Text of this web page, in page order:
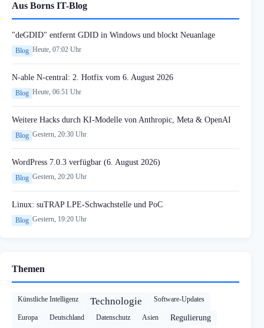
Aus Borns IT-Blog
"deGDID" entfernt GDID in Windows und blockt Neuanlage
Blog Heute, 07:02 Uhr
N-able N-central: 2. Hotfix vom 6. August 2026
Blog Heute, 06:51 Uhr
Weitere Hacks durch KI-Modelle von Anthropic, Meta & OpenAI
Blog Gestern, 20:30 Uhr
WordPress 7.0.3 verfügbar (6. August 2026)
Blog Gestern, 20:20 Uhr
Linux: suTRAP LPE-Schwachstelle und PoC
Blog Gestern, 19:20 Uhr
Themen
Künstliche Intelligenz Technologie Software-Updates
Europa Deutschland Datenschutz Asien Regulierung